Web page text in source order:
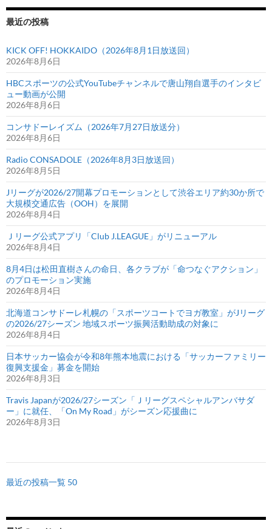
最近の投稿
KICK OFF! HOKKAIDO（2026年8月1日放送回）
2026年8月6日
HBCスポーツの公式YouTubeチャンネルで唐山翔自選手のインタビ
ュー動画が公開
2026年8月6日
コンサドーレイズム（2026年7月27日放送分）
2026年8月6日
Radio CONSADOLE（2026年8月3日放送回）
2026年8月5日
Jリーグが2026/27開幕プロモーションとして渋谷エリア約30か所で
大規模交通広告（OOH）を展開
2026年8月4日
Ｊリーグ公式アプリ「Club J.LEAGUE」がリニューアル
2026年8月4日
8月4日は松田直樹さんの命日、各クラブが「命つなぐアクション」
のプロモーション実施
2026年8月4日
北海道コンサドーレ札幌の「スポーツコートでヨガ教室」がJリーグ
の2026/27シーズン 地域スポーツ振興活動助成の対象に
2026年8月4日
日本サッカー協会が令和8年熊本地震における「サッカーファミリー
復興支援金」募金を開始
2026年8月3日
Travis Japanが2026/27シーズン「Ｊリーグスペシャルアンバサダ
ー」に就任、「On My Road」がシーズン応援曲に
2026年8月3日
最近の投稿一覧 50